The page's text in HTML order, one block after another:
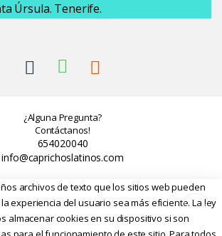
Úrsula. Tenerife.
¿Alguna Pregunta?
Contáctanos!
654020040
info@caprichoslatinos.com
archivos de texto que los sitios web pueden
experiencia del usuario sea más eficiente. La ley
almacenar cookies en su dispositivo si son